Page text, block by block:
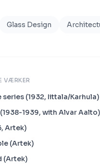
Glass Design
VÆRKER
(1932, Iittala/Karhula)
1939, with Alvar Aalto)
Artek)
(Artek)
(Artek)